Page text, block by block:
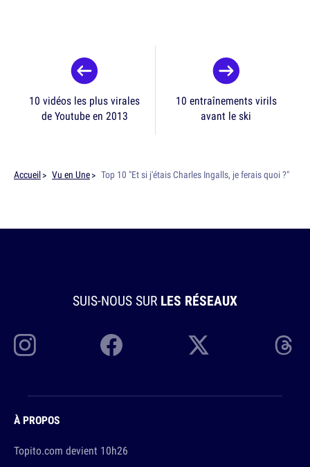
10 vidéos les plus virales
de Youtube en 2013
10 entraînements virils
avant le ski
Accueil Vu en Une Top 10 "Et si j'étais Charles Ingalls, je ferais quoi ?"
SUIS-NOUS SUR LES RÉSEAUX
À PROPOS
Topito.com devient 10h26